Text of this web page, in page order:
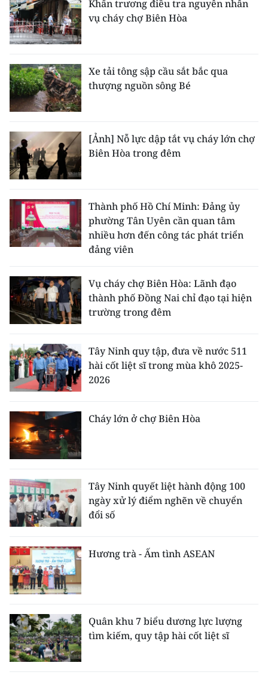
Khẩn trương điều tra nguyên nhân
vụ cháy chợ Biên Hòa
Xe tải tông sập cầu sắt bắc qua
thượng nguồn sông Bé
[Ảnh] Nỗ lực dập tắt vụ cháy lớn chợ
Biên Hòa trong đêm
Thành phố Hồ Chí Minh: Đảng ủy
phường Tân Uyên cần quan tâm
nhiều hơn đến công tác phát triển
đảng viên
Vụ cháy chợ Biên Hòa: Lãnh đạo
thành phố Đồng Nai chỉ đạo tại hiện
trường trong đêm
Tây Ninh quy tập, đưa về nước 511
hài cốt liệt sĩ trong mùa khô 2025-
2026
Cháy lớn ở chợ Biên Hòa
Tây Ninh quyết liệt hành động 100
ngày xử lý điểm nghẽn về chuyển
đổi số
Hương trà - Ấm tình ASEAN
Quân khu 7 biểu dương lực lượng
tìm kiếm, quy tập hài cốt liệt sĩ